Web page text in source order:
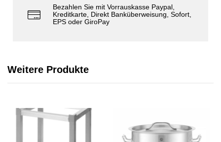
Bezahlen Sie mit Vorrauskasse Paypal,
Kreditkarte, Direkt Banküberweisung, Sofort,
EPS oder GiroPay
Weitere Produkte